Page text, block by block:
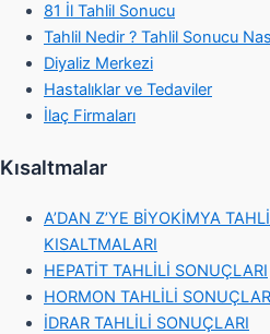
81 İl Tahlil Sonucu
Tahlil Nedir ? Tahlil Sonucu
Diyaliz Merkezi
Hastalıklar ve Tedaviler
İlaç Firmaları
Kısaltmalar
A’DAN Z’YE BİYOKİMYA
KISALTMALARI
HEPATİT TAHLİLİ SONUÇLARI
HORMON TAHLİLİ
İDRAR TAHLİLİ SONUÇLARI